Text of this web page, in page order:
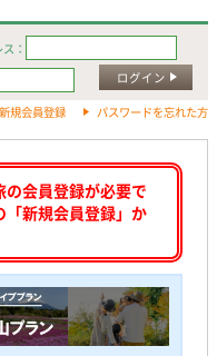
：
ログイン
新規会員登録 パスワードを忘れた方
会員登録が必要で
「新規会員登録」か